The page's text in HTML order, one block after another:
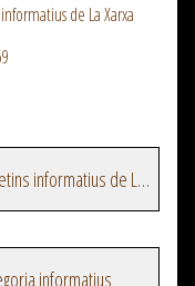
de La Xarxa
Veure més episodis del programa Butlletins informatius de La Xarxa
informatius